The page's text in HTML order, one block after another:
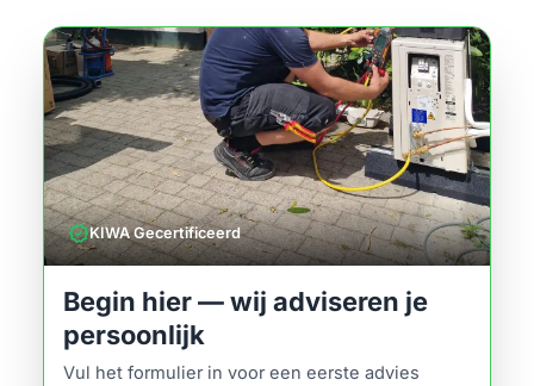
verifiedKIWA Gecertificeerd
Begin hier — wij adviseren je
persoonlijk
Vul het formulier in voor een eerste advies